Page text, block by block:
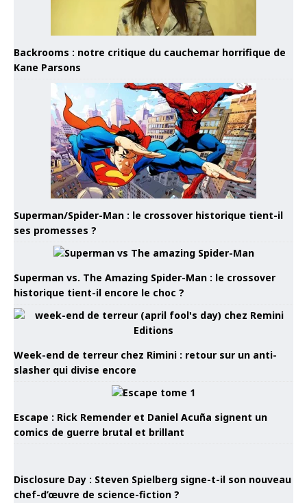
Backrooms : notre critique du cauchemar horrifique de
Kane Parsons
Superman/Spider-Man : le crossover historique tient-il
ses promesses ?
Superman vs. The Amazing Spider-Man : le crossover
historique tient-il encore le choc ?
Week-end de terreur chez Rimini : retour sur un anti-
slasher qui divise encore
Escape : Rick Remender et Daniel Acuña signent un
comics de guerre brutal et brillant
Disclosure Day : Steven Spielberg signe-t-il son nouveau
chef-d’œuvre de science-fiction ?